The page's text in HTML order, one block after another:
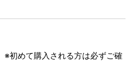
※初めて購入される方は必ずご確